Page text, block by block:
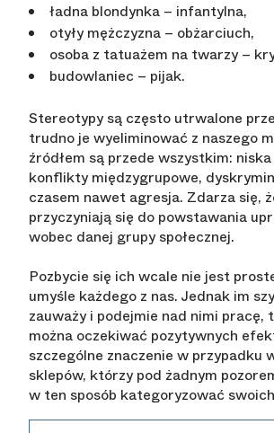
ładna blondynka – infantylna,
otyły mężczyzna – obżarciuch,
osoba z tatuażem na twarzy –
budowlaniec – pijak.
Stereotypy są często utrwalone
trudno je wyeliminować z naszego
źródłem są przede wszystkim:
konflikty międzygrupowe,
czasem nawet agresja. Zdarza się,
przyczyniają się do powstawania
wobec danej grupy społecznej.
Pozbycie się ich wcale nie jest
umyśle każdego z nas. Jednak im
zauważy i podejmie nad nimi pracę,
można oczekiwać pozytywnych
szczególne znaczenie w przypadku
sklepów, którzy pod żadnym
w ten sposób kategoryzować